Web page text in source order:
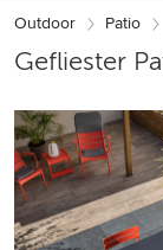
Outdoor Patio
Gefliester